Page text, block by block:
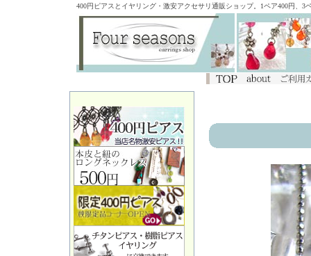
400円ピアスとイヤリング・激安アクセサリ通販ショップ。1ペア400円、